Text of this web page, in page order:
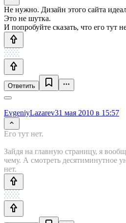
Не нужно. Дизайн этого сайта
Это не шутка.
И попробуйте сказать, что его тут
Ответить
EvgeniyLazarev31 мая 2010 в 15:57
Его тут нет.
Зайдя на главную страницу, я
чему. А смотреть десятиминутное
нет.